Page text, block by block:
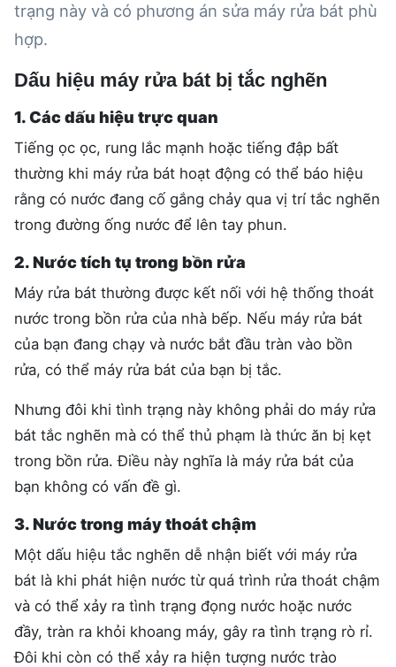
trạng này và có phương án sửa máy rửa bát phù
hợp.
Dấu hiệu máy rửa bát bị tắc nghẽn
1. Các dấu hiệu trực quan
Tiếng ọc ọc, rung lắc mạnh hoặc tiếng đập bất
thường khi máy rửa bát hoạt động có thể báo hiệu
rằng có nước đang cố gắng chảy qua vị trí tắc nghẽn
trong đường ống nước để lên tay phun.
2. Nước tích tụ trong bồn rửa
Máy rửa bát thường được kết nối với hệ thống thoát
nước trong bồn rửa của nhà bếp. Nếu máy rửa bát
của bạn đang chạy và nước bắt đầu tràn vào bồn
rửa, có thể máy rửa bát của bạn bị tắc.
Nhưng đôi khi tình trạng này không phải do máy rửa
bát tắc nghẽn mà có thể thủ phạm là thức ăn bị kẹt
trong bồn rửa. Điều này nghĩa là máy rửa bát của
bạn không có vấn đề gì.
3. Nước trong máy thoát chậm
Một dấu hiệu tắc nghẽn dễ nhận biết với máy rửa
bát là khi phát hiện nước từ quá trình rửa thoát chậm
và có thể xảy ra tình trạng đọng nước hoặc nước
đầy, tràn ra khỏi khoang máy, gây ra tình trạng rò rỉ.
Đôi khi còn có thể xảy ra hiện tượng nước trào